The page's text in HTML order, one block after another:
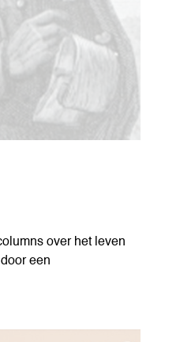
over het leven
een